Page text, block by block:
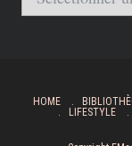
HOME
LIFESTYLE